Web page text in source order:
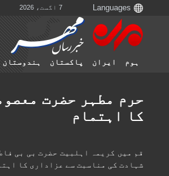
7 اگست، 2026
ہوم ایران پاکستان ہندوستان
حرم مطہر حضرت
کا اہتمام
قم میں کریمہ اہلبیت حضرت بی بی
شہادت کی مناسبت سے عزاداری کا